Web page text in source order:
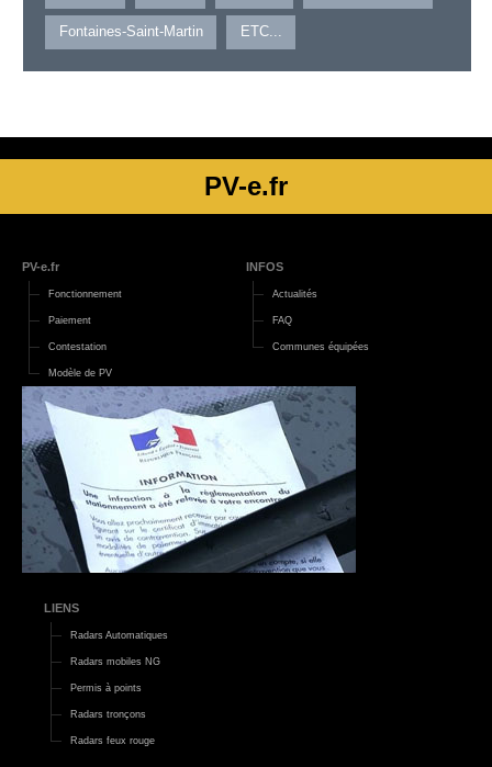
Fontaines-Saint-Martin ETC...
PV-e.fr
PV-e.fr
Fonctionnement
Paiement
Contestation
Modèle de PV
INFOS
Actualités
FAQ
Communes équipées
LIENS
Radars Automatiques
Radars mobiles NG
Permis à points
Radars tronçons
Radars feux rouge